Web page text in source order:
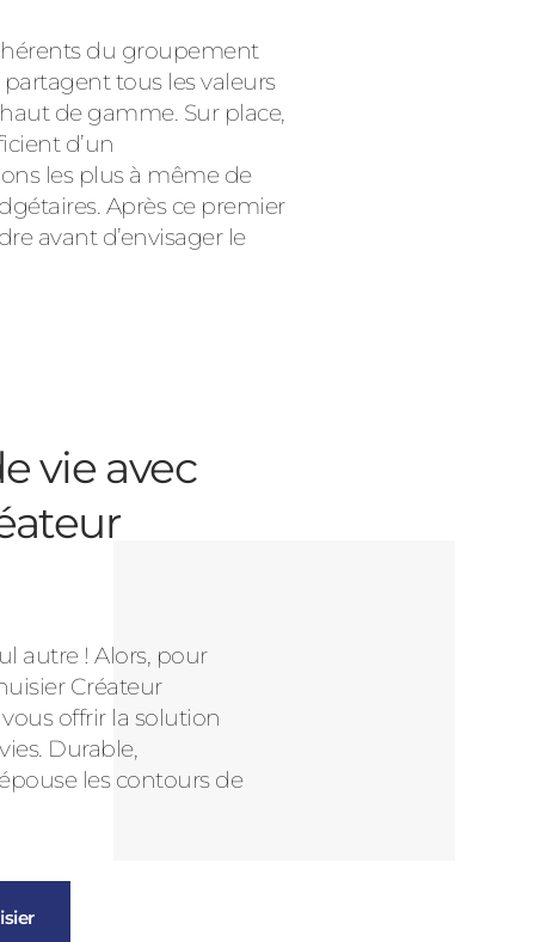
du groupement
tous les valeurs
de gamme. Sur place,
d’un
les plus à même de
Après ce premier
avant d’envisager le
vie avec
autre ! Alors, pour
Créateur
offrir la solution
Durable,
les contours de